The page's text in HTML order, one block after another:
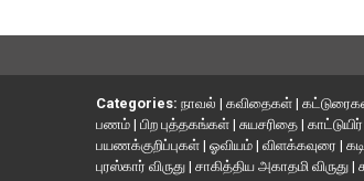
Categories: நாவல் | கவிதைகள் |
பணம் | பிற புத்தகங்கள் | சுயசரிதை | காட்டுயிர்
பயணக்குறிப்புகள் | ஓவியம் | விளக்கவுரை |
புரஸ்கார் விருது | சாகித்திய அகாதமி விருது |